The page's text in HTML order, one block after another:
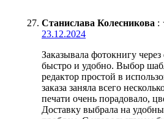
Станислава Колесникова :
23.12.2024
Заказывала фотокнигу
быстро и удобно. Выбор
редактор простой в
заказа заняла всего
печати очень порадовало,
Доставку выбрала на